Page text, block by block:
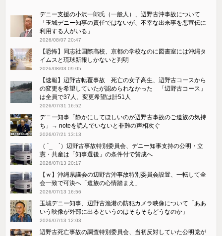
デニー支援の小沢一郎氏（一般人）、辺野古沖事故について
「玉城デニー知事の責任ではないが、不幸な出来事を悪宣伝に
利用する人がいる」
2026/08/07 20:47
【恐怖】同志社国際高校、京都の学校なのに図書室には沖縄タ
イムスと琉球新報しかないと判明
2026/08/03 09:05
【速報】辺野古転覆事故 死亡の女子高生、辺野古コースから
の変更を希望していたが認められなかった 「辺野古コース」
は全員で37人、変更希望は計51人
2026/07/31 16:52
デニー知事「静かにしてほしいのが辺野古事故のご遺族の気持
ち」→ noteを読んでいないと非難の声相次ぐ
2026/07/21 13:13
（ ´_ゝ`）辺野古事故特別委員会、デニー知事支持の公明・立
憲・共産は「知事選後」の条件付で賛成へ
2026/07/13 20:17
【ｗ】沖縄県議会の辺野古沖事故特別委員会設置、一転して全
会一致で可決へ「遺族の心情踏まえ」
2026/07/13 16:56
玉城デニー知事、辺野古漁港の防犯カメラ映像について「ああ
いう映像が外部に出るというのはそもそもどうなのか」
2026/07/13 12:03
辺野古死亡事故の調査特別委員会、当初反対していた公明党が